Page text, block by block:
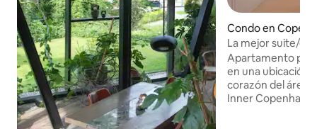
Condo en
La mejor suite/
céntrica/privada
Apartamento
en una ubicación
corazón del área
Inner Copenhagens. Tu propia